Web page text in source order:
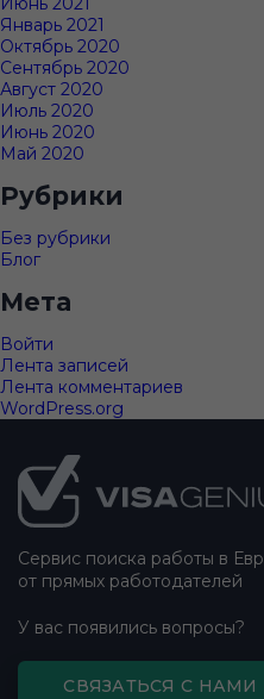
Январь 2021
Октябрь 2020
Сентябрь 2020
Август 2020
Июль 2020
Июнь 2020
Май 2020
Рубрики
Без рубрики
Блог
Мета
Войти
Лента записей
Лента комментариев
WordPress.org
Подвал
сайта
Сервис поиска работы в
от прямых работодателей
У вас появились вопросы?
СВЯЗАТЬСЯ С НАМИ